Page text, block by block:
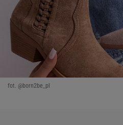
fot. @born2be_pl